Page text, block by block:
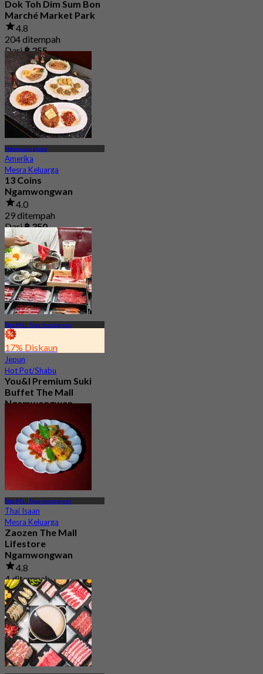
Dok Toh Dim Sum Bon
Marché Market Park
4.8
204 ditempah
Dari฿ 255
Ngamwongwan
Amerika
Mesra Keluarga
13 Coins
Ngamwongwan
4.0
29 ditempah
Dari฿ 350
The Mall Ngamwongwan
17% Diskaun
Jepun
Hot Pot/Shabu
You&I Premium Suki
Buffet The Mall
Ngamwongwan
2.3K ditempah
Dari฿ 498
The Mall Ngamwongwan
Thai Isaan
Mesra Keluarga
Zaozen The Mall
Lifestore
Ngamwongwan
4.8
4 ditempah
Dari฿ 583.33